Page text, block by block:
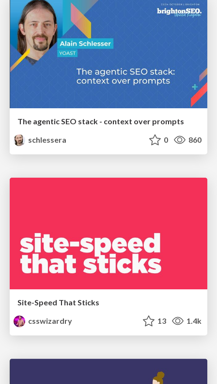
The agentic SEO stack - context over prompts
schlessera
0 860
Site-Speed That Sticks
csswizardry
13 1.4k